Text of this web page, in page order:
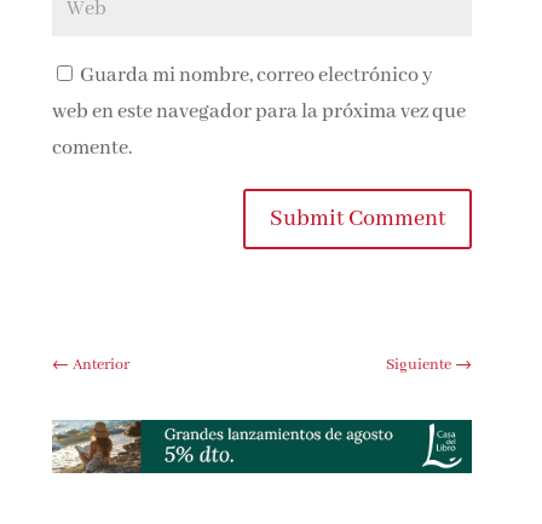
Guarda mi nombre, correo electrónico y
web en este navegador para la próxima vez que
comente.
Submit Comment
←Anterior Siguiente→